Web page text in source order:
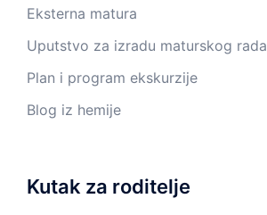
Eksterna matura
Uputstvo za izradu maturskog rada
Plan i program ekskurzije
Blog iz hemije
Kutak za roditelje